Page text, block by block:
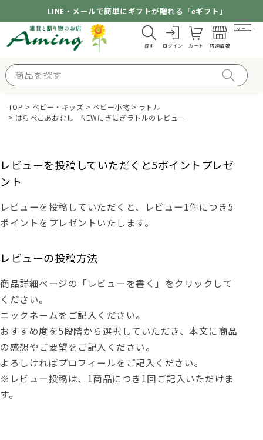
LINE・メールで簡単にギフトが贈れる「eギフト」
探す ログイン カート 店舗情報
メニュー
TOP ベビー・キッズ ベビー小物
ラトル
はらぺこあおむし NEWにぎにぎラトルのレビュー
レビューを投稿していただくと5ポイントプレゼ
ント
レビューを投稿していただくと、レビュー1件につき5
ポイントをプレゼントいたします。
レビューの投稿方法
商品詳細ページの「レビューを書く」をクリックして
ください。
ニックネームをご記入ください。
おすすめ度を5段階から選択していただき、本文に商品
の感想やご要望をご記入ください。
よろしければプロフィールをご記入ください。
※レビュー投稿は、1商品につき1回ご記入いただけま
す。